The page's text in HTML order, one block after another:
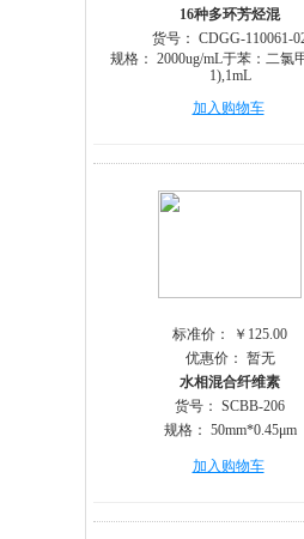
16种多环芳烃混
货号： CDGG-110061-
规格： 2000ug/mL于苯：二氯
1),1mL
加入购物车
标准价：
￥125.00
优惠价： 暂无
水相混合纤维素
货号： SCBB-206
规格： 50mm*0.45μm
加入购物车